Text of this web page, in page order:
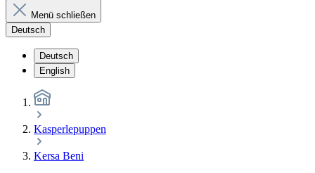
Menü schließen
Deutsch
Deutsch
English
Kasperlepuppen
Kersa Beni